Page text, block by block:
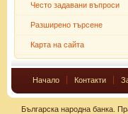
Често задавани въпроси
Разширено търсене
Карта на сайта
Начало Контакти
Българска народна банка.